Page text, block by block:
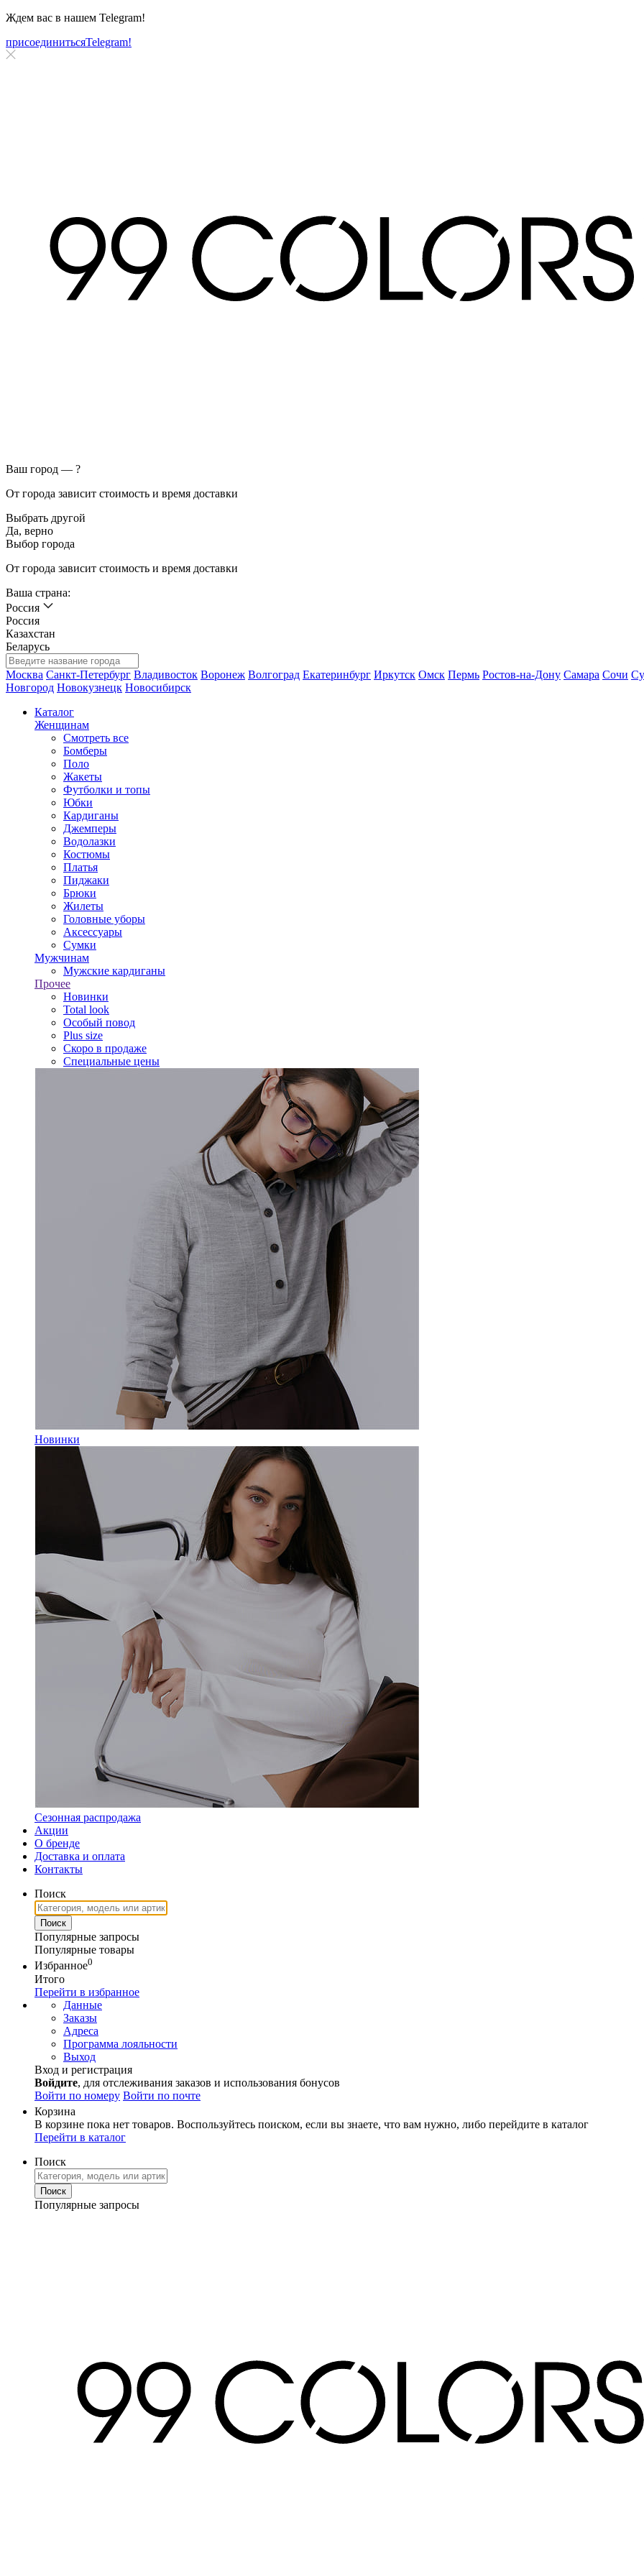
Ждем вас в нашем Telegram!
присоединитьсяTelegram!
Ваш город — ?
От города зависит стоимость и время доставки
Выбрать другой
Да, верно
Выбор города
От города зависит стоимость и время доставки
Ваша страна:
Россия
Россия
Казахстан
Беларусь
Москва Санкт-Петербург Владивосток Воронеж Волгоград Екатеринбург Иркутск Омск Пермь Ростов-на-Дону Самара Сочи
Новгород Новокузнецк Новосибирск
Каталог
Женщинам
Смотреть все
Бомберы
Поло
Жакеты
Футболки и топы
Юбки
Кардиганы
Джемперы
Водолазки
Костюмы
Платья
Пиджаки
Брюки
Жилеты
Головные уборы
Аксессуары
Сумки
Мужчинам
Мужские кардиганы
Прочее
Новинки
Total look
Особый повод
Plus size
Скоро в продаже
Специальные цены
Новинки
Сезонная распродажа
Акции
О бренде
Доставка и оплата
Контакты
Поиск
Популярные запросы
Популярные товары
Избранное0
Итого
Перейти в избранное
Данные
Заказы
Адреса
Программа лояльности
Выход
Вход и регистрация
Войдите, для отслеживания заказов и использования бонусов
Войти по номеру Войти по почте
Корзина
В корзине пока нет товаров. Воспользуйтесь поиском, если вы знаете, что вам нужно, либо перейдите в каталог
Перейти в каталог
Поиск
Популярные запросы